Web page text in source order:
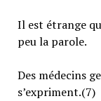
Il est étrange
peu la parole.
Des médecins
s’expriment.(7)